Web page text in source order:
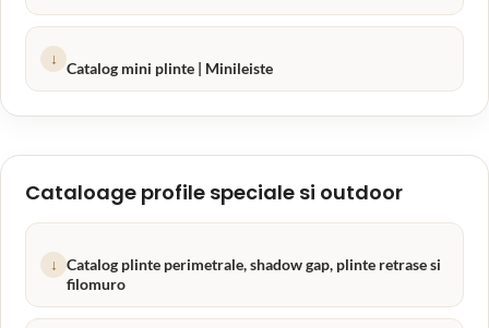
↓
Catalog mini plinte | Minileiste
Cataloage profile speciale si outdoor
↓ Catalog plinte perimetrale, shadow gap, plinte retrase si
filomuro